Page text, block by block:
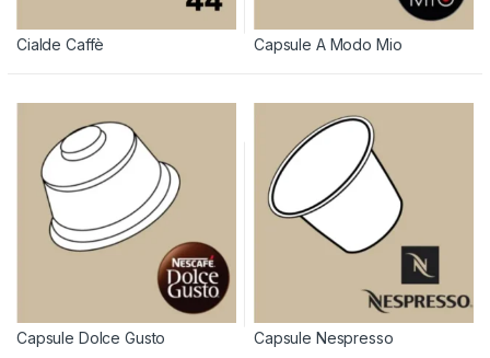
Cialde Caffè Capsule A Modo Mio
Capsule Dolce Gusto Capsule Nespresso